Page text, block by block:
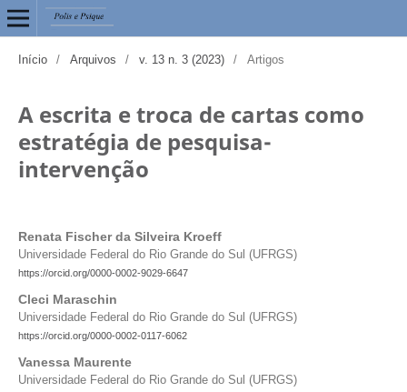
Início / Arquivos / v. 13 n. 3 (2023) / Artigos
A escrita e troca de cartas como
estratégia de pesquisa-
intervenção
Renata Fischer da Silveira Kroeff
Universidade Federal do Rio Grande do Sul (UFRGS)
https://orcid.org/0000-0002-9029-6647
Cleci Maraschin
Universidade Federal do Rio Grande do Sul (UFRGS)
https://orcid.org/0000-0002-0117-6062
Vanessa Maurente
Universidade Federal do Rio Grande do Sul (UFRGS)